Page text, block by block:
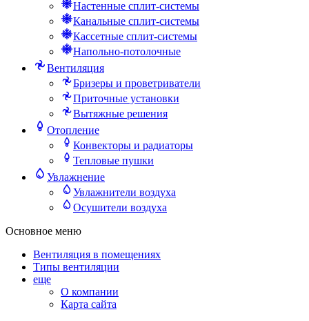
Настенные сплит-системы
Канальные сплит-системы
Кассетные сплит-системы
Напольно-потолочные
Вентиляция
Бризеры и проветриватели
Приточные установки
Вытяжные решения
Отопление
Конвекторы и радиаторы
Тепловые пушки
Увлажнение
Увлажнители воздуха
Осушители воздуха
Основное меню
Вентиляция в помещениях
Типы вентиляции
еще
О компании
Карта сайта